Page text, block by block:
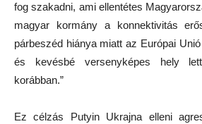
fog szakadni, ami ellentétes
magyar kormány a konnektivitás
párbeszéd hiánya miatt az Európai
és kevésbé versenyképes hely
korábban.”
Ez célzás Putyin Ukrajna elleni